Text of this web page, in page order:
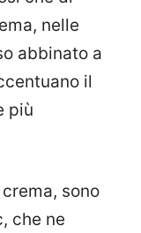
nelle
abbinato a
il
più
sono
che ne